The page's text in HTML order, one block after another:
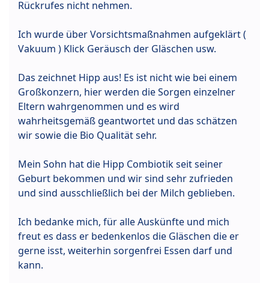
Rückrufes nicht nehmen.
Ich wurde über Vorsichtsmaßnahmen aufgeklärt (
Vakuum ) Klick Geräusch der Gläschen usw.
Das zeichnet Hipp aus! Es ist nicht wie bei einem
Großkonzern, hier werden die Sorgen einzelner
Eltern wahrgenommen und es wird
wahrheitsgemäß geantwortet und das schätzen
wir sowie die Bio Qualität sehr.
Mein Sohn hat die Hipp Combiotik seit seiner
Geburt bekommen und wir sind sehr zufrieden
und sind ausschließlich bei der Milch geblieben.
Ich bedanke mich, für alle Auskünfte und mich
freut es dass er bedenkenlos die Gläschen die er
gerne isst, weiterhin sorgenfrei Essen darf und
kann.